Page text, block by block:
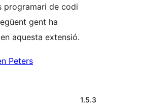
programari de codi
gent ha
aquesta extensió.
Peters
1.5.3